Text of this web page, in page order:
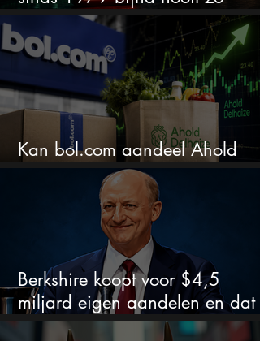
extreem
Kan bol.com aandeel Ahold
nieuw leven inblazen?
Berkshire koopt voor $4,5
miljard eigen aandelen en dat
zegt veel over de waardering